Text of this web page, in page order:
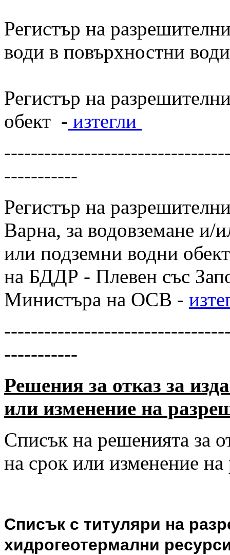
Регистър на
води в повърхностни
Регистър на
обект - изтегли
-----------
Регистър на
Варна, за водовземане и/
или подземни водни
на БДДР - Плевен със
Министъра на ОСВ -
-----------
Решения за отказ за
или изменение на
Списък на решенията за
на срок или изменение
Списък с титуляри на
хидрогеотермални